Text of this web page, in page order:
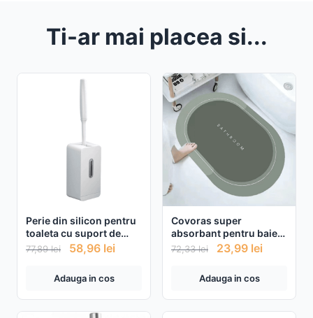
Ti-ar mai placea si...
Perie din silicon pentru
toaleta cu suport de
perete, 38.5cm
77,89lei 58,96 lei
Adauga in cos
Covoras super
absorbant pentru baie
cu uscare rapida
72,33lei 23,99 lei
Adauga in cos